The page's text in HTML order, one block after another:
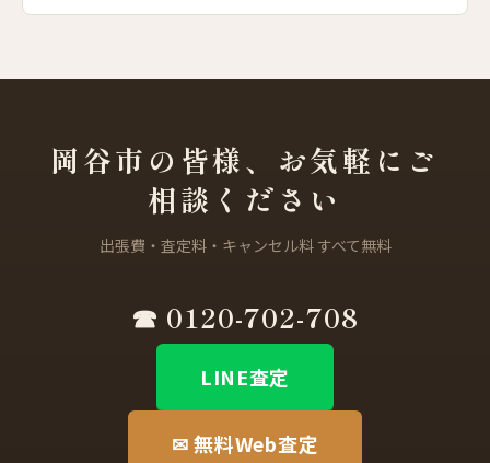
岡谷市の皆様、お気軽にご
相談ください
出張費・査定料・キャンセル料 すべて無料
☎ 0120-702-708
LINE査定
✉ 無料Web査定